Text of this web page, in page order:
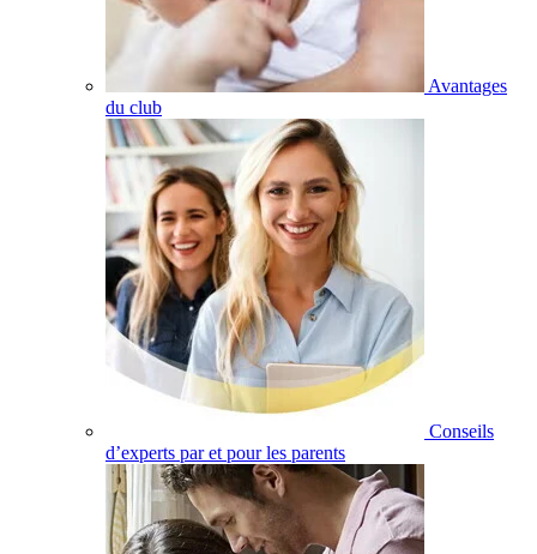
Avantages
du club
Conseils
d’experts par et pour les parents